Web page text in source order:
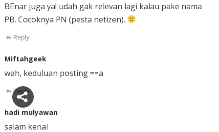
BEnar juga ya! udah gak relevan lagi kalau pake nama
PB. Cocoknya PN (pesta netizen).
Reply
Miftahgeek
wah, keduluan posting ==a
Reply
hadi mulyawan
salam kenal